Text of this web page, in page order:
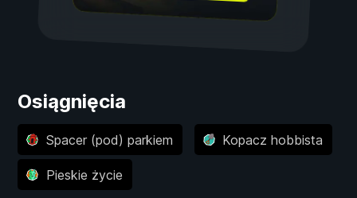
Osiągnięcia
Spacer (pod) parkiem Kopacz hobbista
Pieskie życie